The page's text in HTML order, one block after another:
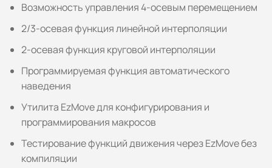
Возможность управления 4-осевым перемещением
2/3-осевая функция линейной интерполяции
2-осевая функция круговой интерполяции
Программируемая функция автоматического
наведения
Утилита EzMove для конфигурирования и
программирования макросов
Тестирование функций движения через EzMove без
компиляции